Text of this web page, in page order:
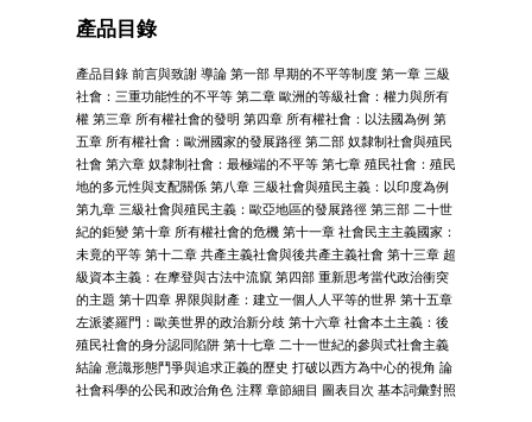
產品目錄
產品目錄 前言與致謝 導論 第一部 早期的不平等制度 第一章 三級
社會：三重功能性的不平等 第二章 歐洲的等級社會：權力與所有
權 第三章 所有權社會的發明 第四章 所有權社會：以法國為例 第
五章 所有權社會：歐洲國家的發展路徑 第二部 奴隸制社會與殖民
社會 第六章 奴隸制社會：最極端的不平等 第七章 殖民社會：殖民
地的多元性與支配關係 第八章 三級社會與殖民主義：以印度為例
第九章 三級社會與殖民主義：歐亞地區的發展路徑 第三部 二十世
紀的鉅變 第十章 所有權社會的危機 第十一章 社會民主主義國家：
未竟的平等 第十二章 共產主義社會與後共產主義社會 第十三章 超
級資本主義：在摩登與古法中流竄 第四部 重新思考當代政治衝突
的主題 第十四章 界限與財產：建立一個人人平等的世界 第十五章
左派婆羅門：歐美世界的政治新分歧 第十六章 社會本土主義：後
殖民社會的身分認同陷阱 第十七章 二十一世紀的參與式社會主義
結論 意識形態鬥爭與追求正義的歷史 打破以西方為中心的視角 論
社會科學的公民和政治角色 注釋 章節細目 圖表目次 基本詞彙對照